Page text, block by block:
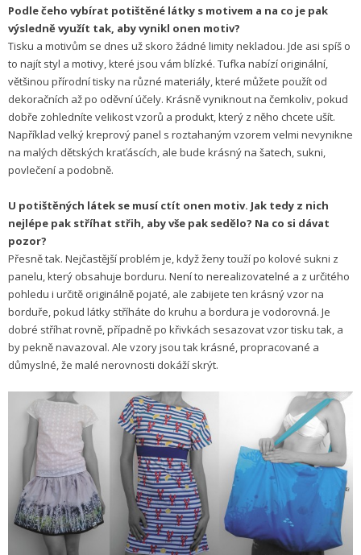
Podle čeho vybírat potištěné látky s motivem a na co je pak
výsledně využít tak, aby vynikl onen motiv?
Tisku a motivům se dnes už skoro žádné limity nekladou. Jde asi spíš o
to najít styl a motivy, které jsou vám blízké. Tufka nabízí originální,
většinou přírodní tisky na různé materiály, které můžete použít od
dekoračních až po oděvní účely. Krásně vyniknout na čemkoliv, pokud
dobře zohledníte velikost vzorů a produkt, který z něho chcete ušít.
Například velký kreprový panel s roztahaným vzorem velmi nevynikne
na malých dětských kraťáscích, ale bude krásný na šatech, sukni,
povlečení a podobně.
U potištěných látek se musí ctít onen motiv. Jak tedy z nich
nejlépe pak stříhat střih, aby vše pak sedělo? Na co si dávat
pozor?
Přesně tak. Nejčastější problém je, když ženy touží po kolové sukni z
panelu, který obsahuje borduru. Není to nerealizovatelné a z určitého
pohledu i určitě originálně pojaté, ale zabijete ten krásný vzor na
borduře, pokud látky stříháte do kruhu a bordura je vodorovná. Je
dobré stříhat rovně, případně po křivkách sesazovat vzor tisku tak, a
by pekně navazoval. Ale vzory jsou tak krásné, propracované a
důmyslné, že malé nerovnosti dokáží skrýt.